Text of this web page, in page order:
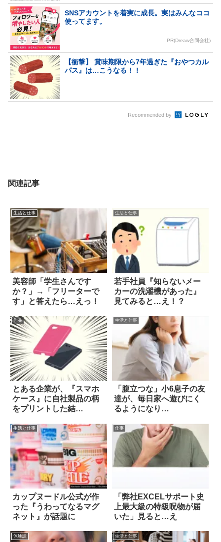
SNSアカウントを着実に成長。実はみんなココ
使ってます。
PR(Dreaw合同会社)
【衝撃】 賞味期限から7年過ぎた『おやつカル
パス』は…こうなる！！
Recommended by
関連記事
生活と仕事
美容師「学生さんです
か？」→「フリーターで
す」と答えたら…えっ！
生活と仕事
若手社員『知らないメー
カーの洗濯機があった』
見てみると…え！？
作品
とある企業が、『スマホ
ケース』に自社製品の柄
をプリントした結
生活と仕事
「腹立つな」小6息子の友
達が、毎日家へ遊びにく
るようになり…
生活と仕事
カップヌードル公式が作
った『うわってなるマグ
ネット』が話題に
仕事
「弊社EXCELサポート史
上最大級の特級呪物が届
いた」見ると…え
体験談 生活と仕事